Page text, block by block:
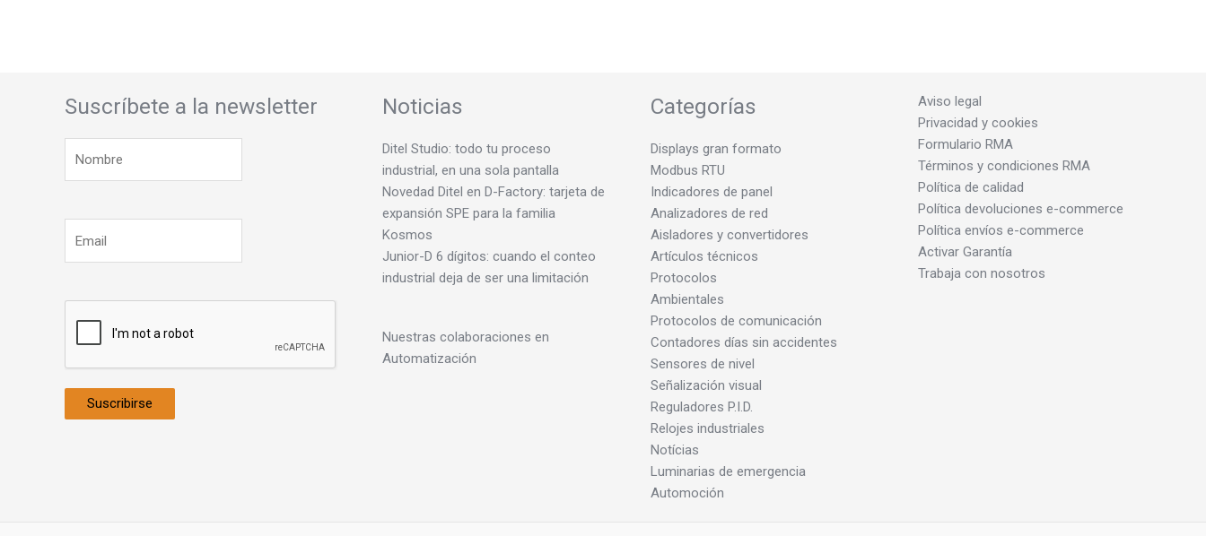
Suscríbete a la newsletter
Suscribirse
Noticias
Ditel Studio: todo tu proceso
industrial, en una sola pantalla
Novedad Ditel en D-Factory: tarjeta de
expansión SPE para la familia
Kosmos
Junior-D 6 dígitos: cuando el conteo
industrial deja de ser una limitación
Nuestras colaboraciones en
Automatización
Categorías
Displays gran formato
Modbus RTU
Indicadores de panel
Analizadores de red
Aisladores y convertidores
Artículos técnicos
Protocolos
Ambientales
Protocolos de comunicación
Contadores días sin accidentes
Sensores de nivel
Señalización visual
Reguladores P.I.D.
Relojes industriales
Notícias
Luminarias de emergencia
Automoción
Aviso legal
Privacidad y cookies
Formulario RMA
Términos y condiciones RMA
Política de calidad
Política devoluciones e-commerce
Política envíos e-commerce
Activar Garantía
Trabaja con nosotros